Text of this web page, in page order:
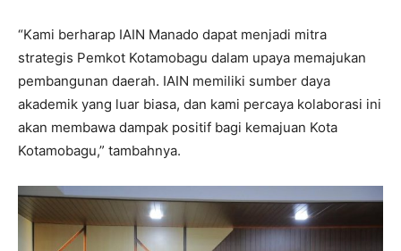
“Kami berharap IAIN Manado dapat menjadi mitra
strategis Pemkot Kotamobagu dalam upaya memajukan
pembangunan daerah. IAIN memiliki sumber daya
akademik yang luar biasa, dan kami percaya kolaborasi ini
akan membawa dampak positif bagi kemajuan Kota
Kotamobagu,” tambahnya.